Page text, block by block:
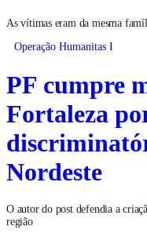
As vítimas eram da mesma
Operação Humanitas I
PF cumpre
Fortaleza
Nordeste
O autor do post defendia a
região